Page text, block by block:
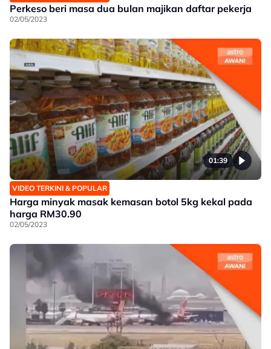
Perkeso beri masa dua bulan majikan daftar pekerja
02/05/2023
01:39
VIDEO TERKINI & POPULAR
Harga minyak masak kemasan botol 5kg kekal pada
harga RM30.90
02/05/2023